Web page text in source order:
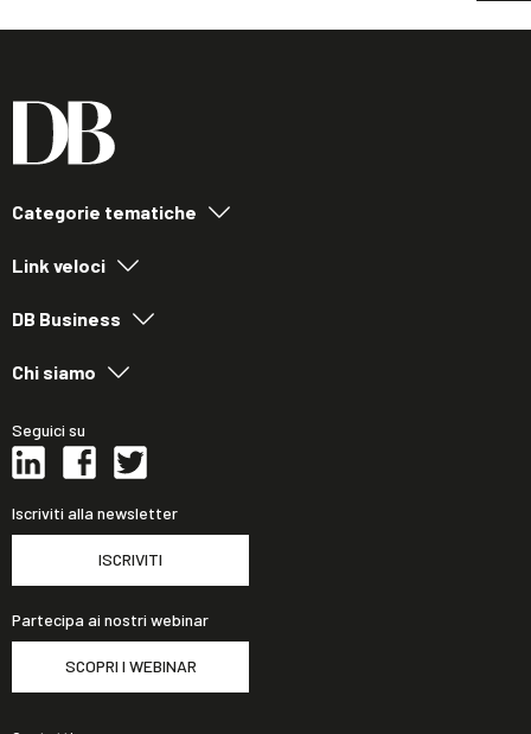
Categorie tematiche
Link veloci
DB Business
Chi siamo
Seguici su
Iscriviti alla newsletter
ISCRIVITI
Partecipa ai nostri webinar
SCOPRI I WEBINAR